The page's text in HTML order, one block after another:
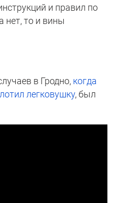
и правил по
нет, то и вины
в Гродно, когда
легковушку, был